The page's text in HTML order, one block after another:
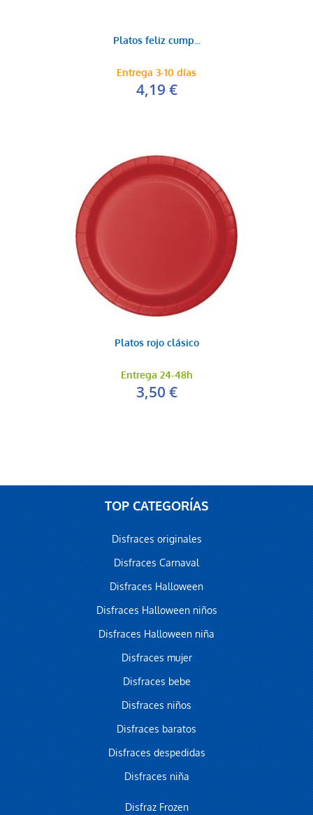
Platos feliz cump...
Entrega 3-10 días
4,19 €
Platos rojo clásico
Entrega 24-48h
3,50 €
TOP CATEGORÍAS
Disfraces originales
Disfraces Carnaval
Disfraces Halloween
Disfraces Halloween niños
Disfraces Halloween niña
Disfraces mujer
Disfraces bebe
Disfraces niños
Disfraces baratos
Disfraces despedidas
Disfraces niña
Disfraz Frozen